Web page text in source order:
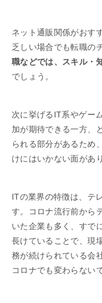
ネット通販関係がおす
乏しい場合でも転職の
職などでは、スキル・
でしょう。
次に挙げるIT系やゲー
加が期待できる一方、
られる部分があるため
けにはいかない面があ
ITの業界の特徴は、テ
す。コロナ流行前から
いた企業も多く、すで
長けていることで、現
務が続けられている会
コロナでも変わらない